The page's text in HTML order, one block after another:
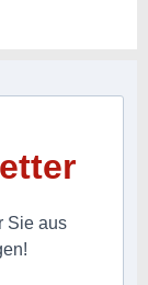
Sie aus